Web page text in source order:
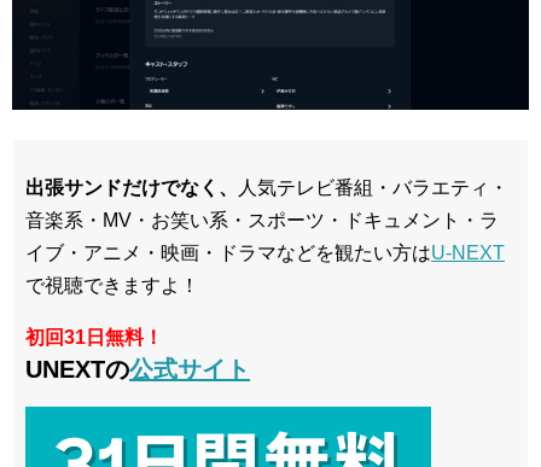
出張サンドだけでなく、
人気テレビ番組・バラエティ・
音楽系・MV・お笑い系・スポーツ・ドキュメント・ラ
イブ・アニメ・映画・ドラマなどを観たい方はU-NEXT
で視聴できますよ！
初回31日無料！
UNEXTの公式サイト